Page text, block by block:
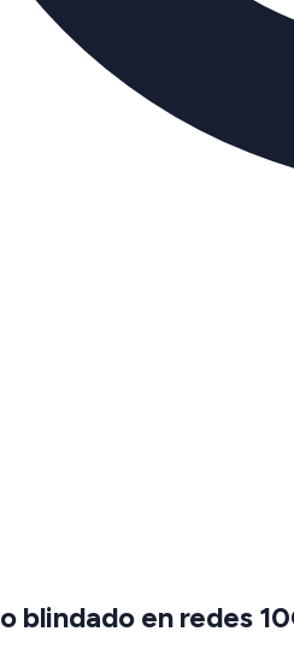
blindado en redes